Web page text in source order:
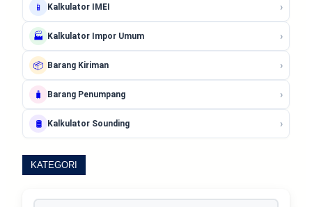
📱 Kalkulator IMEI ›
🏭 Kalkulator Impor Umum ›
📦 Barang Kiriman ›
🧳 Barang Penumpang ›
🛢️ Kalkulator Sounding ›
KATEGORI